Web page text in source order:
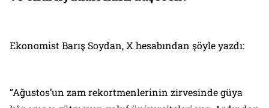
Ekonomist Barış Soydan, X hesabından şöyle yazdı:
“Ağustos’un zam rekortmenlerinin zirvesinde güya